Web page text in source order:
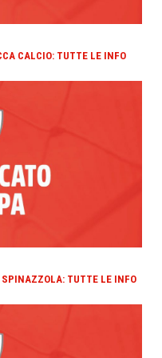
CALCIO: TUTTE LE INFO
TUTTE LE INFO